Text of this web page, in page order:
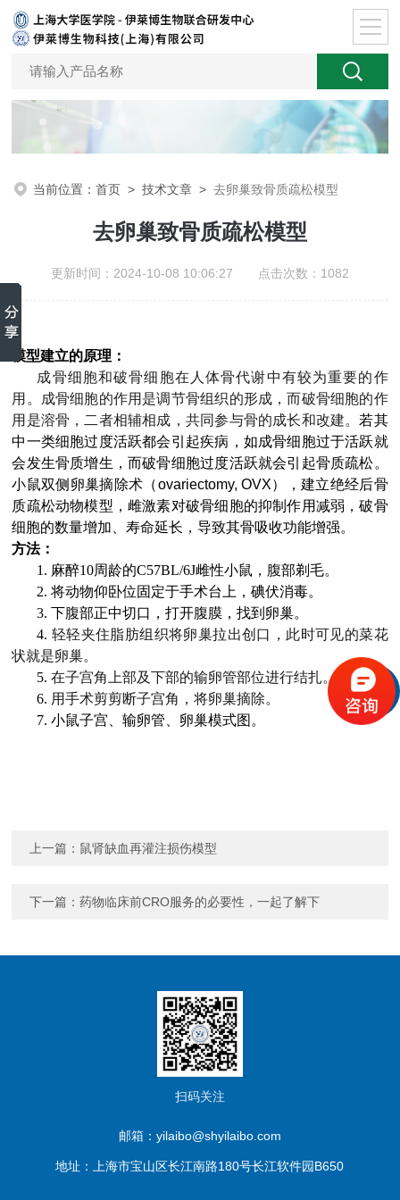
当前位置：首页 >技术文章 >去卵巢致骨质疏松模型
去卵巢致骨质疏松模型
更新时间：2024-10-08 10:06:27 点击次数：1082
模型建立的原理：
成骨细胞和破骨细胞在人体骨代谢中有较为重要的作
用。成骨细胞的作用是调节骨组织的形成，而破骨细胞的作
用是溶骨，二者相辅相成，共同参与骨的成长和改建。 若其
中一类细胞过度活跃都会引起疾病，如成骨细胞过于活跃就
会发生骨质增生，而破骨细胞过度活跃就会引起骨质疏松。
小鼠双侧卵巢摘除术（ovariectomy, OVX），建立绝经后骨
质疏松动物模型，雌激素对破骨细胞的抑制作用减弱，破骨
细胞的数量增加、寿命延长，导致其骨吸收功能增强。
方法：
1. 麻醉10周龄的C57BL/6J雌性小鼠，腹部剃毛。
2.将动物仰卧位固定于手术台上，碘伏消毒。
3.下腹部正中切口，打开腹膜，找到卵巢。
4. 轻轻夹住脂肪组织将卵巢拉出创口，此时可见的菜花
状就是卵巢。
5.在子宫角上部及下部的输卵管部位进行结扎。
6. 用手术剪剪断子宫角，将卵巢摘除。
7.小鼠子宫、输卵管、卵巢模式图。
上一篇： 鼠肾缺血再灌注损伤模型
下一篇：药物临床前CRO服务的必要性，一起了解下
扫码关注
邮箱：yilaibo@shyilaibo.com
地址：上海市宝山区长江南路180号长江软件园B650